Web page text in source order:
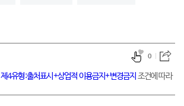
제4유형:출처표시+상업적 이용금지+변경금지 조건에 따라
0